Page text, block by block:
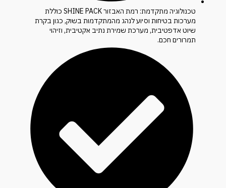
טכנולוגיה מתקדמת: רמת האבזור SHINE PACK כוללת
מערכות בטיחות וסיוע לנהג מהמתקדמות בשוק, כגון בקרת
שיוט אדפטיבית, מערכת שמירת נתיב אקטיבית, וזיהוי
תמרורים חכם.